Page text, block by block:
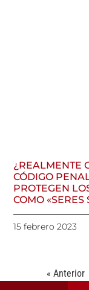
¿REALMENTE
CÓDIGO
PROTEGEN
COMO «SERES
15 febrero 2023
« Anterior